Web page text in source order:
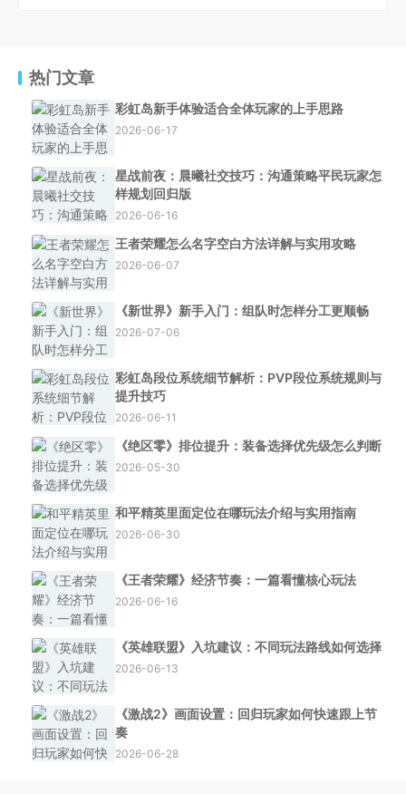
热门文章
彩虹岛新手体验适合全体玩家的上手思路
2026-06-17
星战前夜：晨曦社交技巧：沟通策略平民玩家怎
样规划回归版
2026-06-16
王者荣耀怎么名字空白方法详解与实用攻略
2026-06-07
《新世界》新手入门：组队时怎样分工更顺畅
2026-07-06
彩虹岛段位系统细节解析：PVP段位系统规则与
提升技巧
2026-06-11
《绝区零》排位提升：装备选择优先级怎么判断
2026-05-30
和平精英里面定位在哪玩法介绍与实用指南
2026-06-30
《王者荣耀》经济节奏：一篇看懂核心玩法
2026-06-16
《英雄联盟》入坑建议：不同玩法路线如何选择
2026-06-13
《激战2》画面设置：回归玩家如何快速跟上节
奏
2026-06-28